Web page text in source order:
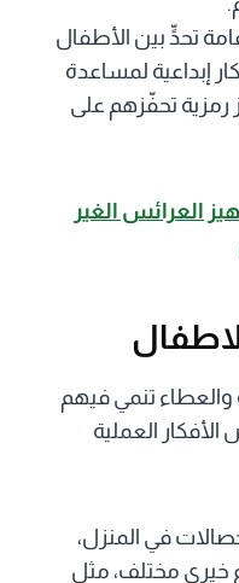
تحدٍّ بين الأطفال
إبداعية لمساعدة
رمزية تحفّزهم على
العرائس الغير
تنمي فيهم
العملية
في المنزل،
مختلف، مثل